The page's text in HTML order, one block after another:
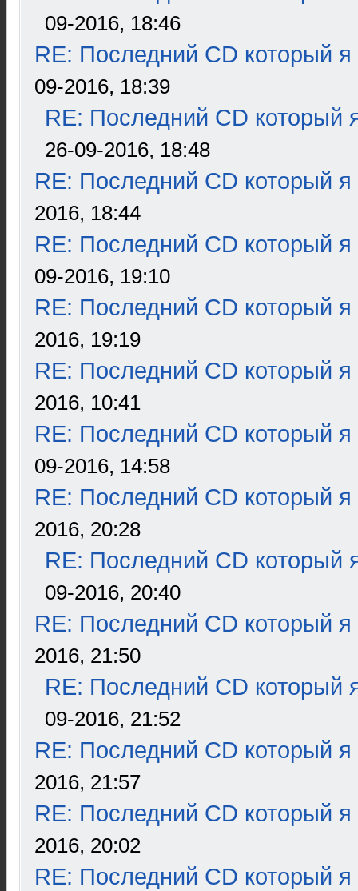
09-2016, 18:46
RE: Последний CD который я
09-2016, 18:39
RE: Последний CD который
26-09-2016, 18:48
RE: Последний CD который я
2016, 18:44
RE: Последний CD который я
09-2016, 19:10
RE: Последний CD который я
2016, 19:19
RE: Последний CD который я
2016, 10:41
RE: Последний CD который я
09-2016, 14:58
RE: Последний CD который я
2016, 20:28
RE: Последний CD который
09-2016, 20:40
RE: Последний CD который я
2016, 21:50
RE: Последний CD который
09-2016, 21:52
RE: Последний CD который я
2016, 21:57
RE: Последний CD который я
2016, 20:02
RE: Последний CD который я